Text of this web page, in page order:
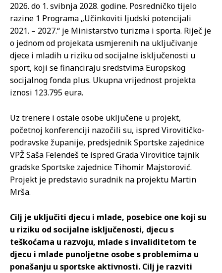
2026. do 1. svibnja 2028. godine. Posredničko tijelo
razine 1 Programa „Učinkoviti ljudski potencijali
2021. – 2027.“ je Ministarstvo turizma i sporta. Riječ je
o jednom od projekata usmjerenih na uključivanje
djece i mladih u riziku od socijalne isključenosti u
sport, koji se financiraju sredstvima Europskog
socijalnog fonda plus. Ukupna vrijednost projekta
iznosi 123.795 eura.
Uz trenere i ostale osobe uključene u projekt,
početnoj konferenciji nazočili su, ispred Virovitičko-
podravske županije, predsjednik Sportske zajednice
VPŽ Saša Felendeš te ispred Grada Virovitice tajnik
gradske Sportske zajednice Tihomir Majstorović.
Projekt je predstavio suradnik na projektu Martin
Mrša.
Cilj je uključiti djecu i mlade, posebice one koji su
u riziku od socijalne isključenosti, djecu s
teškoćama u razvoju, mlade s invaliditetom te
djecu i mlade punoljetne osobe s problemima u
ponašanju u sportske aktivnosti. Cilj je razviti